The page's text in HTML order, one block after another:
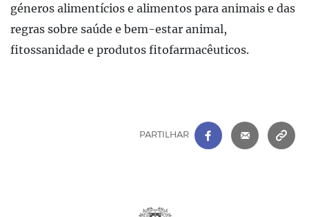
géneros alimentícios e alimentos para animais e das
regras sobre saúde e bem-estar animal,
fitossanidade e produtos fitofarmacêuticos.
PARTILHAR
FACEBOOK